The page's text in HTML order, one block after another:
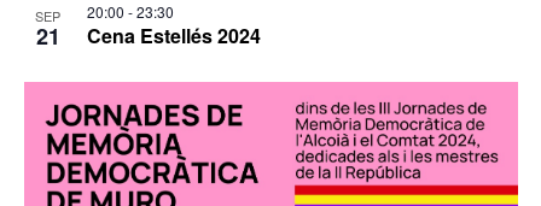
SEP
21 Cena Estellés 2024
20:00 -23:30